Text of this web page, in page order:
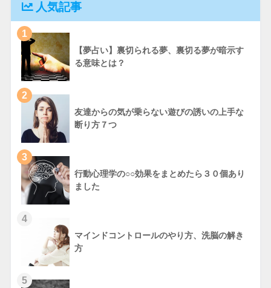
人気記事
1
【夢占い】裏切られる夢、裏切る夢が暗示す
る意味とは？
2
友達からの気が乗らない遊びの誘いの上手な
断り方７つ
3
行動心理学の○○効果をまとめたら３０個あり
ました
4
マインドコントロールのやり方、洗脳の解き
方
5